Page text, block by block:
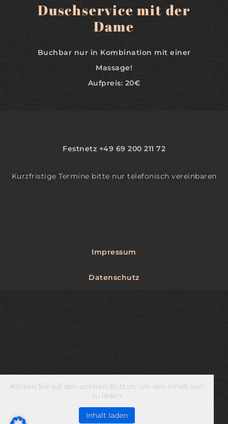
Duschservice mit der
Dame
Buchbar nur in Kombination mit einer
Massage!
Aufpreis: 20€
Festnetz +49 69 200 211 72
Kurzfristige Termine bitte nur telefonisch vereinbaren
Klicken Sie auf den unteren Button, um den Inhalt von
zu laden.
Inhalt laden
Impressum
Datenschutz